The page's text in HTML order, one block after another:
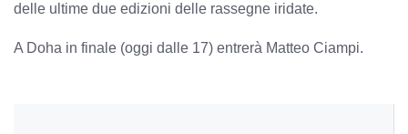
delle ultime due edizioni delle rassegne iridate.
A Doha in finale (oggi dalle 17) entrerà Matteo Ciampi.